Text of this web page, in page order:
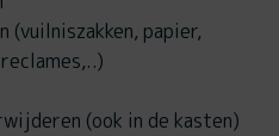
papier,
(ook in de kasten)